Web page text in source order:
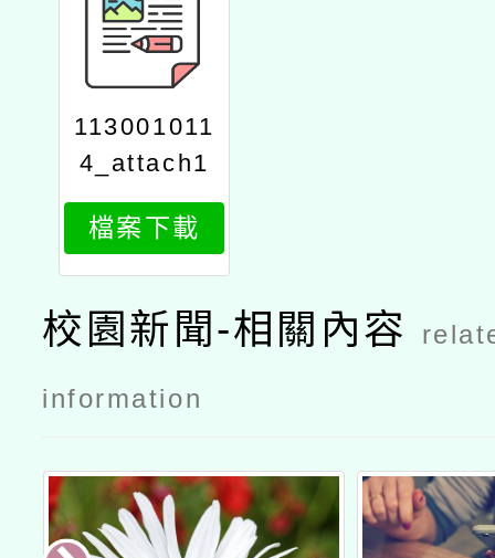
113001011
4_attach1
檔案下載
校園新聞-相關內容
information